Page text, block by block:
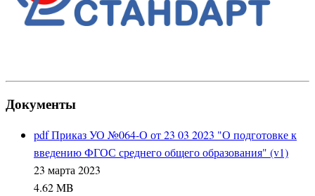
Документы
pdfПриказ УО №064-О от 23 03 2023 "О подготовке к
введению ФГОС среднего общего образования" (v1)
23 марта 2023
4.62 MB